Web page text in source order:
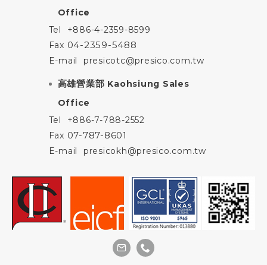
Office
Tel
+886-4-2359-8599
Fax 04-2359-5488
E-mail presicotc@presico.com.tw
高雄營業部 Kaohsiung Sales
Office
Tel
+886-7-788-2552
Fax 07-787-8601
E-mail presicokh@presico.com.tw